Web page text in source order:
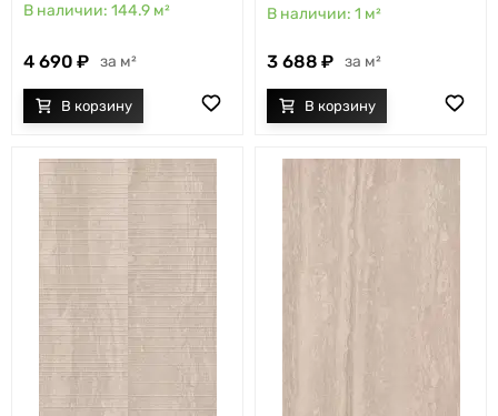
144.9 м²
4 690 м²
1 м²
3 688 м²